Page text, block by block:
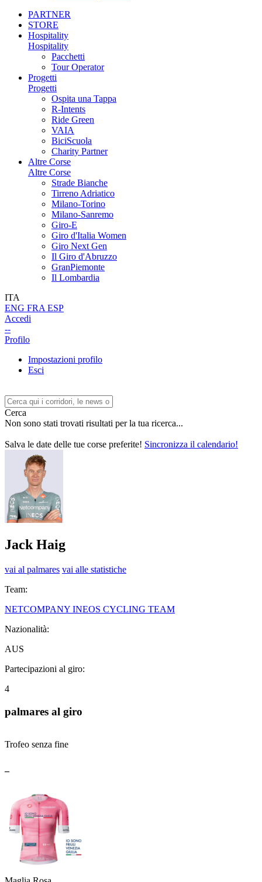
PARTNER
STORE
Hospitality
Hospitality
Pacchetti
Tour Operator
Progetti
Progetti
Ospita una Tappa
R-Intents
Ride Green
VAIA
BiciScuola
Charity Partner
Altre Corse
Altre Corse
Strade Bianche
Tirreno Adriatico
Milano-Torino
Milano-Sanremo
Giro-E
Giro d'Italia Women
Giro Next Gen
Il Giro d'Abruzzo
GranPiemonte
Il Lombardia
ITA
ENG FRA ESP
Accedi
--
Profilo
Impostazioni profilo
Esci
Cerca
Non sono stati trovati risultati per la tua ricerca...
Salva le date delle tue corse preferite! Sincronizza il calendario!
Jack Haig
vai al palmares vai alle statistiche
Team:
NETCOMPANY INEOS CYCLING TEAM
Nazionalità:
AUS
Partecipazioni al giro:
4
palmares al giro
Trofeo senza fine